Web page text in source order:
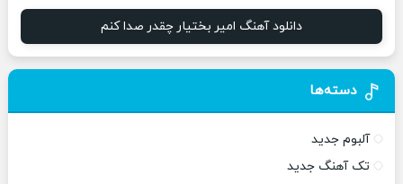
دانلود آهنگ امیر بختیار چقدر صدا کنم
دسته‌ها
آلبوم جدید
تک آهنگ جدید